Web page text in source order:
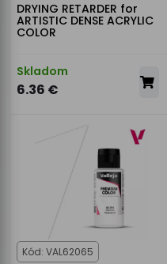
DRYING RETARDER for
ARTISTIC DENSE ACRYLIC
COLOR
Skladom
6.36 €
Kód: VAL62065